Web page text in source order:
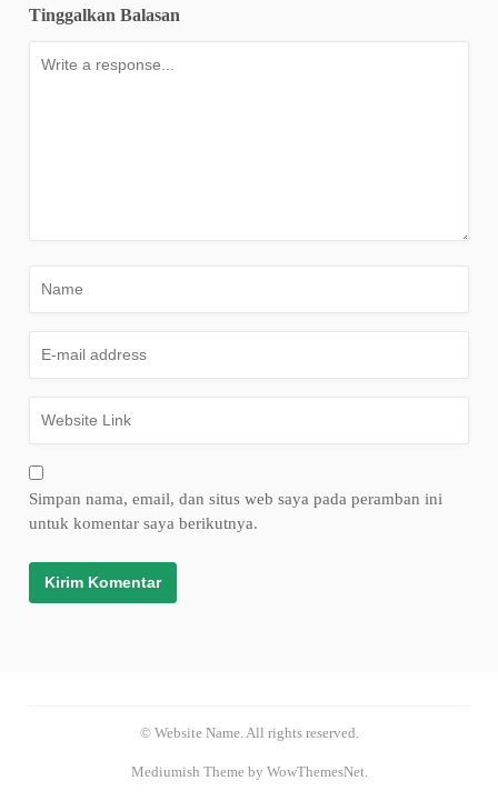
Tinggalkan Balasan
Simpan nama, email, dan situs web saya pada peramban ini
untuk komentar saya berikutnya.
© Website Name. All rights reserved.
Mediumish Theme by WowThemesNet.